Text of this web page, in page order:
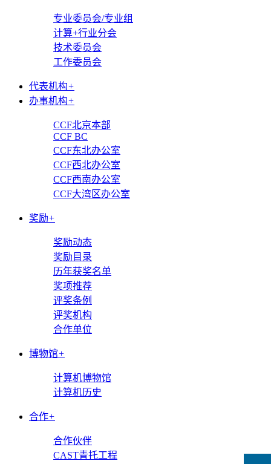
专业委员会/专业组
计算+行业分会
技术委员会
工作委员会
代表机构+
办事机构+
CCF北京本部
CCF BC
CCF东北办公室
CCF西北办公室
CCF西南办公室
CCF大湾区办公室
奖励+
奖励动态
奖励目录
历年获奖名单
奖项推荐
评奖条例
评奖机构
合作单位
博物馆+
计算机博物馆
计算机历史
合作+
合作伙伴
CAST青托工程